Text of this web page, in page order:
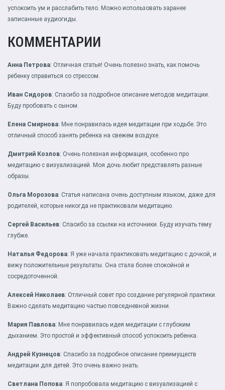
успокоить ум и расслабить тело. Можно использовать заранее
записанные аудиогиды.
КОММЕНТАРИИ
Анна Петрова: Отличная статья! Очень полезно знать, как помочь
ребенку справиться со стрессом.
Иван Сидоров: Спасибо за подробное описание методов медитации.
Буду пробовать с сыном.
Елена Смирнова: Мне понравилась идея медитации при ходьбе. Это
отличный способ занять ребенка на свежем воздухе.
Дмитрий Козлов: Очень полезная информация, особенно про
медитацию с визуализацией. Моя дочь любит представлять разные
образы.
Ольга Морозова: Статья написана очень доступным языком, даже для
родителей, которые никогда не практиковали медитацию.
Сергей Васильев: Спасибо за ссылки на источники. Буду изучать тему
глубже.
Наталья Федорова: Я уже начала практиковать медитацию с дочкой, и
вижу положительные результаты. Она стала более спокойной и
сосредоточенной.
Алексей Николаев: Отличный совет про создание регулярной практики.
Важно сделать медитацию частью повседневной жизни.
Мария Павлова: Мне понравилась идея медитации с глубоким
дыханием. Это простой и эффективный способ успокоить ребенка.
Андрей Кузнецов: Спасибо за подробное описание преимуществ
медитации для детей. Это очень важно знать.
Светлана Попова: Я попробовала медитацию с визуализацией с